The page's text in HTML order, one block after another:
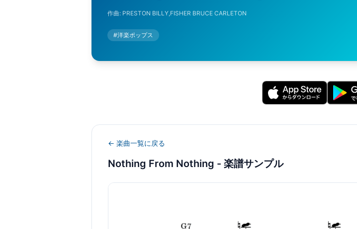
作曲: PRESTON BILLY,FISHER BRUCE CARLETON
#洋楽ポップス
← 楽曲一覧に戻る
Nothing From Nothing - 楽譜サンプル